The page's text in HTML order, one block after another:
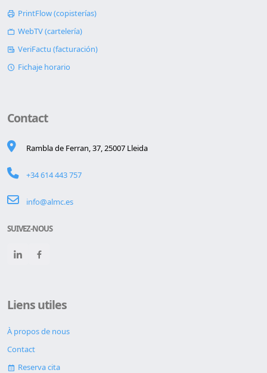
PrintFlow (copisterías)
WebTV (cartelería)
VeriFactu (facturación)
Fichaje horario
Contact
Rambla de Ferran, 37, 25007 Lleida
+34 614 443 757
info@almc.es
SUIVEZ-NOUS
Liens utiles
À propos de nous
Contact
Reserva cita